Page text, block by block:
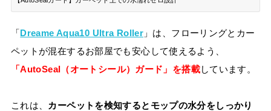
「Dreame Aqua10 Ultra Roller 」は、フローリングとカー
ペットが混在するお部屋でも安心して使えるよう、
「AutoSeal（オートシール）ガード」を搭載しています。
これは、 カーペットを検知するとモップの水分をしっかり